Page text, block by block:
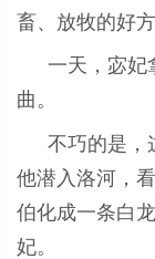
畜、放牧的好
一天，宓妃
曲。
不巧的是，
他潜入洛河，
伯化成一条白
妃。